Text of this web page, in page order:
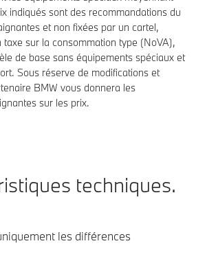
indiqués sont des recommandations du
et non fixées par un cartel,
taxe sur la consommation type (NoVA),
de base sans équipements spéciaux et
Sous réserve de modifications et
BMW vous donnera les
sur les prix.
techniques.
les différences